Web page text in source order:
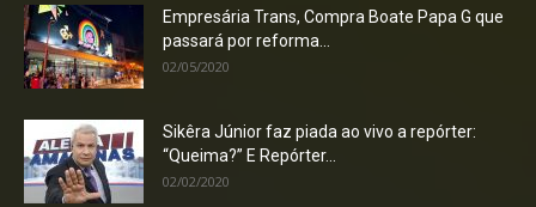
Empresária Trans, Compra Boate Papa G que
passará por reforma...
02/05/2020
Sikêra Júnior faz piada ao vivo a repórter:
“Queima?” E Repórter...
02/02/2020